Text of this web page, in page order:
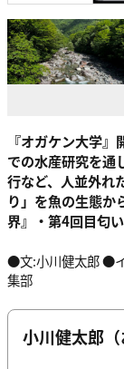
『オガケン大学』
での水産研究を通
行など、人並外れ
り」を魚の生態か
界』・第4回目匂
●文:小川健太郎 ●
集部
小川健太郎（